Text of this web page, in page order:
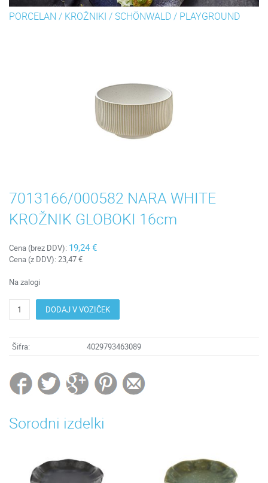
PORCELAN / KROŽNIKI /SCHÖNWALD/ PLAYGROUND
7013166/000582 NARA WHITE
KROŽNIK GLOBOKI 16cm
Cena (brez DDV): 19,24 €
Cena (z DDV): 23,47 €
Na zalogi
DODAJ V VOZIČEK
Šifra: 4029793463089
Sorodni izdelki